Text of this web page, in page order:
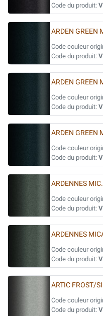
Code du produit:
ARDEN GREEN
Code couleur
Code du produit:
ARDEN GREEN
Code couleur
Code du produit:
ARDEN GREEN
Code couleur
Code du produit:
ARDENNES
Code couleur
Code du produit:
ARDENNES
Code couleur
Code du produit:
ARTIC FROST/
Code couleur
Code du produit: